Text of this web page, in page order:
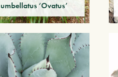
umbellatus ‘Ovatus’